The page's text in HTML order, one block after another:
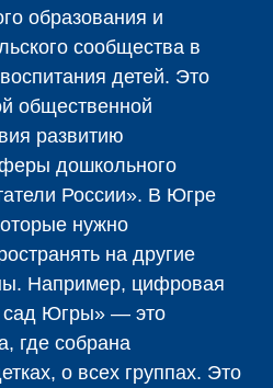
образования и
сообщества в
детей. Это
общественной
развитию
дошкольного
России». В Югре
нужно
на другие
Например, цифровая
сад Югры» — это
где собрана
о всех группах. Это